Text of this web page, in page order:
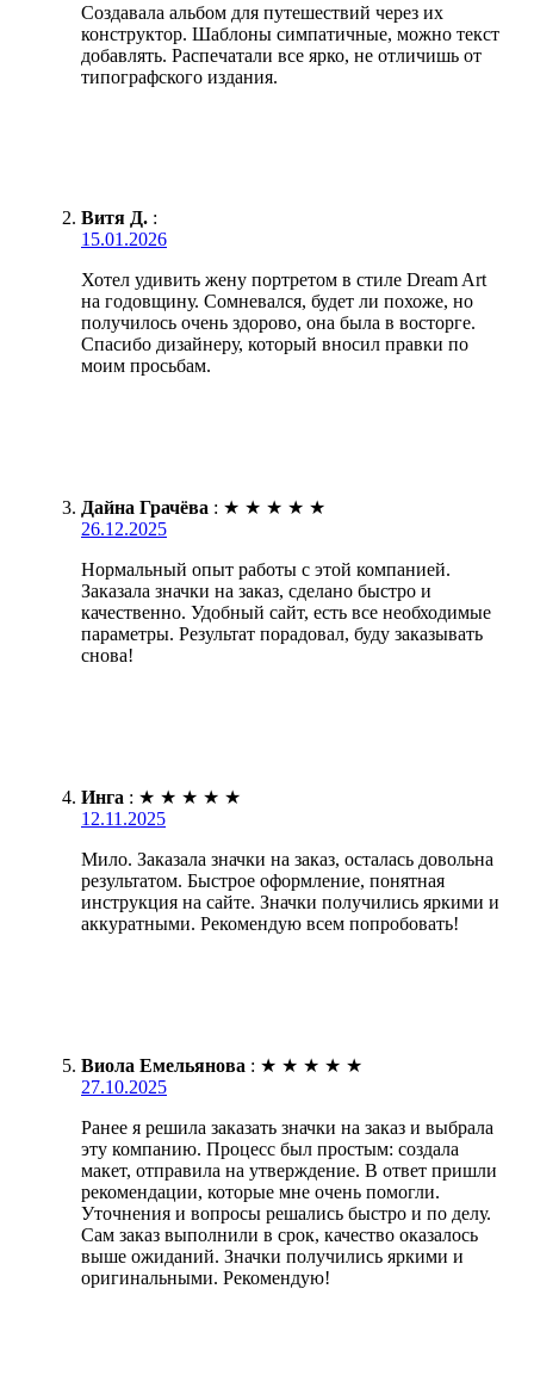
Создавала альбом для путешествий через их
конструктор. Шаблоны симпатичные, можно текст
добавлять. Распечатали все ярко, не отличишь от
типографского издания.
Витя Д. :
15.01.2026
Хотел удивить жену портретом в стиле Dream Art
на годовщину. Сомневался, будет ли похоже, но
получилось очень здорово, она была в восторге.
Спасибо дизайнеру, который вносил правки по
моим просьбам.
Дайна Грачёва : ★ ★ ★ ★ ★
26.12.2025
Нормальный опыт работы с этой компанией.
Заказала значки на заказ, сделано быстро и
качественно. Удобный сайт, есть все необходимые
параметры. Результат порадовал, буду заказывать
снова!
Инга : ★ ★ ★ ★ ★
12.11.2025
Мило. Заказала значки на заказ, осталась довольна
результатом. Быстрое оформление, понятная
инструкция на сайте. Значки получились яркими и
аккуратными. Рекомендую всем попробовать!
Виола Емельянова : ★ ★ ★ ★ ★
27.10.2025
Ранее я решила заказать значки на заказ и выбрала
эту компанию. Процесс был простым: создала
макет, отправила на утверждение. В ответ пришли
рекомендации, которые мне очень помогли.
Уточнения и вопросы решались быстро и по делу.
Сам заказ выполнили в срок, качество оказалось
выше ожиданий. Значки получились яркими и
оригинальными. Рекомендую!